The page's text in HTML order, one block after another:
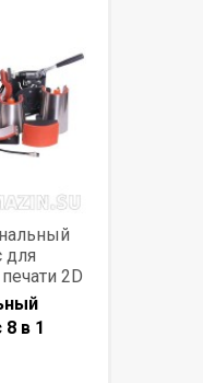
для
2D
в 1